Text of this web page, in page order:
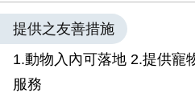
提供之友善措施
1.動物入內可落地 2.提供寵
服務